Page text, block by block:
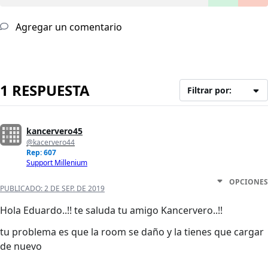
Agregar un comentario
1 RESPUESTA Filtrar por:
kancervero45
@kacervero44
Rep: 607
Support Millenium
PUBLICADO:2 DE SEP. DE 2019
OPCIONES
Hola Eduardo..!! te saluda tu amigo Kancervero..!!
tu problema es que la room se daño y la tienes que cargar
de nuevo